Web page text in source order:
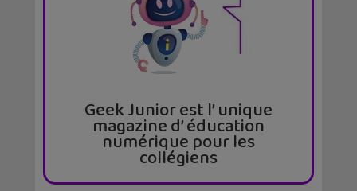
Geek Junior est l’ unique
magazine d’ éducation
numérique pour les
collégiens